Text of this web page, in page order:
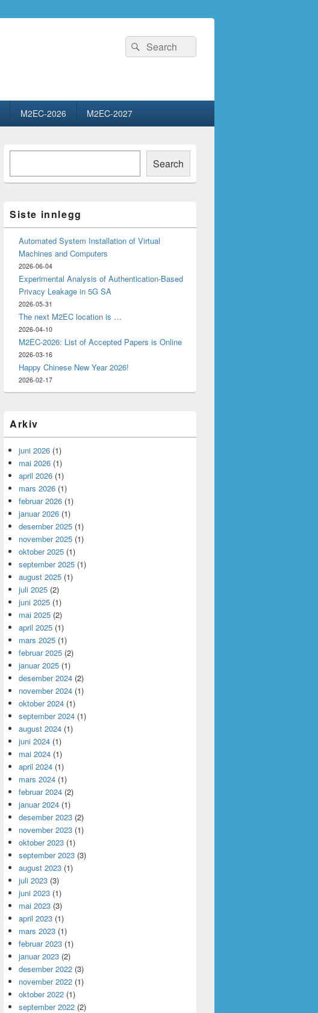
Search
for:
Search
M2EC-2026 M2EC-2027
Primary
Area
Search
Siste innlegg
Automated System Installation of Virtual
Machines and Computers
2026-06-04
Experimental Analysis of Authentication-Based
Privacy Leakage in 5G SA
2026-05-31
The next M2EC location is …
2026-04-10
M2EC-2026: List of Accepted Papers is Online
2026-03-16
Happy Chinese New Year 2026!
2026-02-17
Arkiv
juni 2026 (1)
mai 2026 (1)
april 2026 (1)
mars 2026 (1)
februar 2026 (1)
januar 2026 (1)
desember 2025 (1)
november 2025 (1)
oktober 2025 (1)
september 2025 (1)
august 2025 (1)
juli 2025 (2)
juni 2025 (1)
mai 2025 (2)
april 2025 (1)
mars 2025 (1)
februar 2025 (2)
januar 2025 (1)
desember 2024 (2)
november 2024 (1)
oktober 2024 (1)
september 2024 (1)
august 2024 (1)
juni 2024 (1)
mai 2024 (1)
april 2024 (1)
mars 2024 (1)
februar 2024 (2)
januar 2024 (1)
desember 2023 (2)
november 2023 (1)
oktober 2023 (1)
september 2023 (3)
august 2023 (1)
juli 2023 (3)
juni 2023 (1)
mai 2023 (3)
april 2023 (1)
mars 2023 (1)
februar 2023 (1)
januar 2023 (2)
desember 2022 (3)
november 2022 (1)
oktober 2022 (1)
september 2022 (2)